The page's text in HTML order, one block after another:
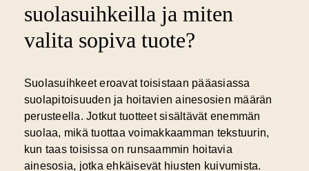
suolasuihkeilla ja miten
valita sopiva tuote?
Suolasuihkeet eroavat toisistaan pääasiassa
suolapitoisuuden ja hoitavien ainesosien määrän
perusteella. Jotkut tuotteet sisältävät enemmän
suolaa, mikä tuottaa voimakkaamman tekstuurin,
kun taas toisissa on runsaammin hoitavia
ainesosia, jotka ehkäisevät hiusten kuivumista.